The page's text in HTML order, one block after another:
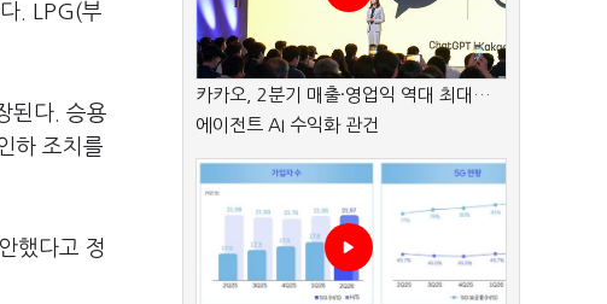
. LPG(부
된다. 승용
하 조치를
했다고 정
카카오, 2분기 매출·영업익 역대 최대…
에이전트 AI 수익화 관건